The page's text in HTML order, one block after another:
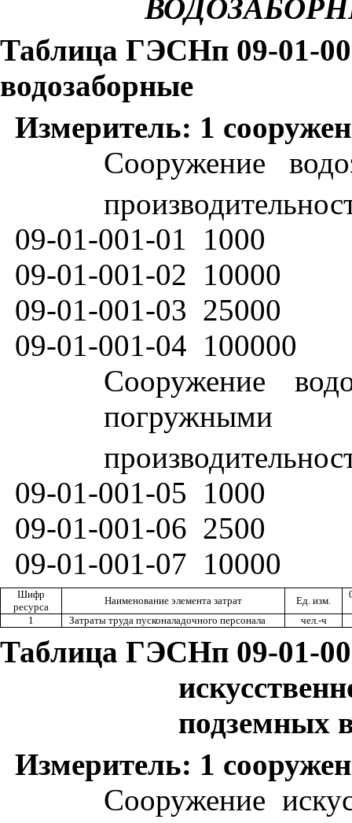
Таблица ГЭСНп 09-01-
водозаборные
Измеритель: 1
Сооружение
09-01-001-01
1000
09-01-001-02 10000
09-01-001-03 25000
09-01-001-04 100000
Сооружение
погружными
09-01-001-05 1000
09-01-001-06 2500
09-01-001-07 10000
Шифр
ресурса
Наименование элемента затрат Ед. изм.
1 Затраты труда пусконаладочного персонала чел.-ч
Таблица ГЭСНп 09-01-
подземных
Измеритель: 1
Сооружение